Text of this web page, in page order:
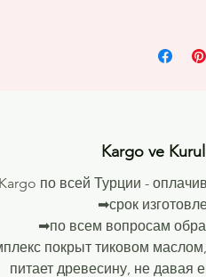
- диаметр
Kargo ve
по всей Турции -
➡срок
➡по всем вопросам
покрыт тиковом
питает древесину, не давая